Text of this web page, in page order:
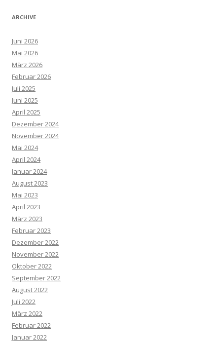
ARCHIVE
Juni 2026
Mai 2026
März 2026
Februar 2026
Juli 2025
Juni 2025
April 2025
Dezember 2024
November 2024
Mai 2024
April 2024
Januar 2024
August 2023
Mai 2023
April 2023
März 2023
Februar 2023
Dezember 2022
November 2022
Oktober 2022
September 2022
August 2022
Juli 2022
März 2022
Februar 2022
Januar 2022